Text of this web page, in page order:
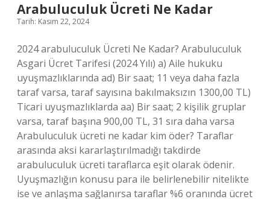
Arabuluculuk Ücreti Ne Kadar
Tarih: Kasım 22, 2024
2024 arabuluculuk Ücreti Ne Kadar? Arabuluculuk
Asgari Ücret Tarifesi (2024 Yılı) a) Aile hukuku
uyuşmazlıklarında ad) Bir saat; 11 veya daha fazla
taraf varsa, taraf sayısına bakılmaksızın 1300,00 TL)
Ticari uyuşmazlıklarda aa) Bir saat; 2 kişilik gruplar
varsa, taraf başına 900,00 TL, 31 sıra daha varsa
Arabuluculuk ücreti ne kadar kim öder? Taraflar
arasında aksi kararlaştırılmadığı takdirde
arabuluculuk ücreti taraflarca eşit olarak ödenir.
Uyuşmazlığın konusu para ile belirlenebilir nitelikte
ise ve anlaşma sağlanırsa taraflar %6 oranında ücret